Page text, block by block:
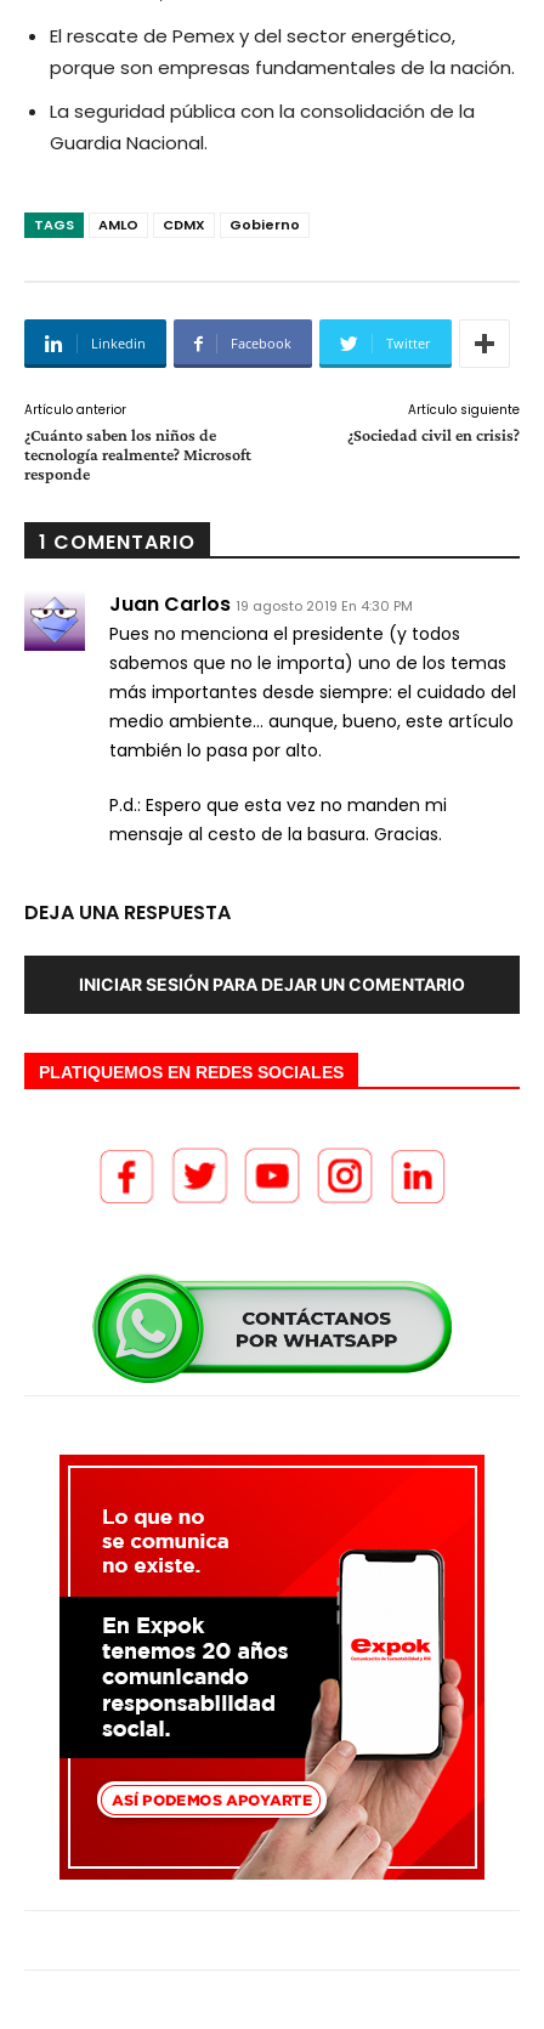
El rescate de Pemex y del sector energético,
porque son empresas fundamentales de la nación.
La seguridad pública con la consolidación de la
Guardia Nacional.
TAGS AMLO CDMX Gobierno
Linkedin Facebook Twitter
Artículo anterior
¿Cuánto saben los niños de
tecnología realmente? Microsoft
responde
Artículo siguiente
¿Sociedad civil en crisis?
1 COMENTARIO
Juan Carlos 19 agosto 2019 En 4:30 PM
Pues no menciona el presidente (y todos
sabemos que no le importa) uno de los temas
más importantes desde siempre: el cuidado del
medio ambiente… aunque, bueno, este artículo
también lo pasa por alto.
P.d.: Espero que esta vez no manden mi
mensaje al cesto de la basura. Gracias.
DEJA UNA RESPUESTA
INICIAR SESIÓN PARA DEJAR UN COMENTARIO
PLATIQUEMOS EN REDES SOCIALES